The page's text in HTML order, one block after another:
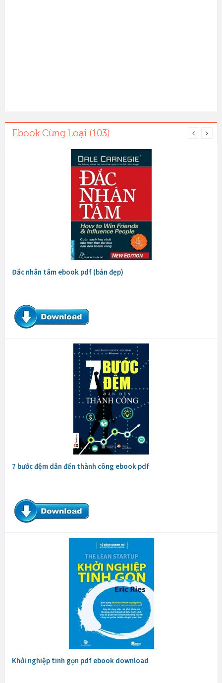
Ebook Cùng Loại (103)
Đắc nhân tâm ebook pdf (bản đẹp)
7 bước đệm dẫn đến thành công ebook pdf
Khởi nghiệp tinh gọn pdf ebook download